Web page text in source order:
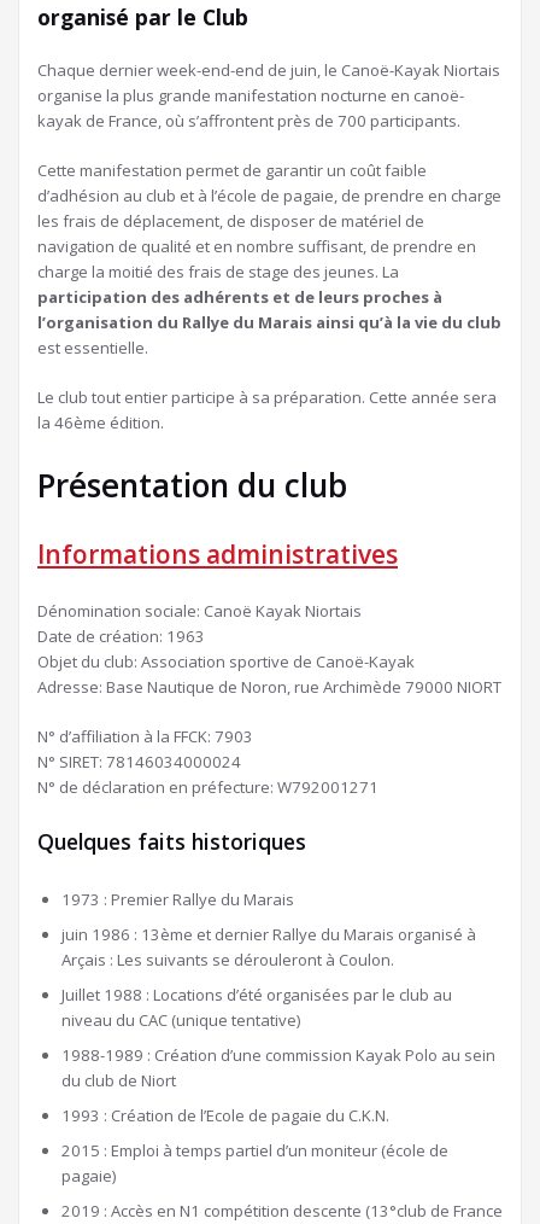
organisé par le Club
Chaque dernier week-end-end de juin, le Canoë-Kayak Niortais
organise la plus grande manifestation nocturne en canoë-
kayak de France, où s’affrontent près de 700 participants.
Cette manifestation permet de garantir un coût faible
d’adhésion au club et à l’école de pagaie, de prendre en charge
les frais de déplacement, de disposer de matériel de
navigation de qualité et en nombre suffisant, de prendre en
charge la moitié des frais de stage des jeunes. La
participation des adhérents et de leurs proches à
l’organisation du Rallye du Marais ainsi qu’à la vie du club
est essentielle.
Le club tout entier participe à sa préparation. Cette année sera
la 46ème édition.
Présentation du club
Informations administratives
Dénomination sociale: Canoë Kayak Niortais
Date de création: 1963
Objet du club: Association sportive de Canoë-Kayak
Adresse: Base Nautique de Noron, rue Archimède 79000 NIORT
N° d’affiliation à la FFCK: 7903
N° SIRET: 78146034000024
N° de déclaration en préfecture: W792001271
Quelques faits historiques
1973 : Premier Rallye du Marais
juin 1986 : 13ème et dernier Rallye du Marais organisé à
Arçais : Les suivants se dérouleront à Coulon.
Juillet 1988 : Locations d’été organisées par le club au
niveau du CAC (unique tentative)
1988-1989 : Création d’une commission Kayak Polo au sein
du club de Niort
1993 : Création de l’Ecole de pagaie du C.K.N.
2015 : Emploi à temps partiel d’un moniteur (école de
pagaie)
2019 : Accès en N1 compétition descente (13°club de France